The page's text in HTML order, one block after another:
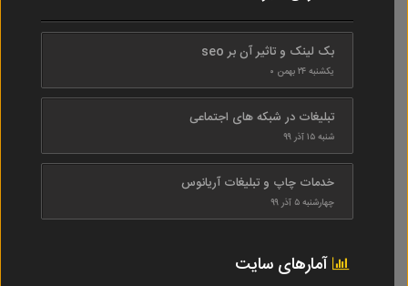
بک لینک و تاثیر آن بر seo
یکشنبه ۲۴ بهمن ۰
تبلیغات در شبکه های اجتماعی
شنبه ۱۵ آذر ۹۹
خدمات چاپ و تبلیغات آریانوس
چهارشنبه ۵ آذر ۹۹
آمارهای سایت